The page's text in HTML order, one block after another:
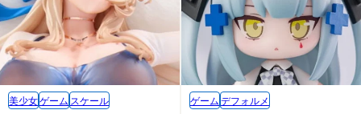
美少女ゲーム スケール ゲームデフォルメ